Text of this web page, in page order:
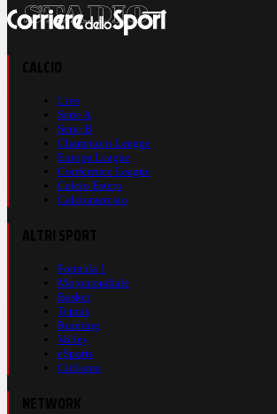
Live
Serie A
Serie B
Champions League
Europa League
Conference League
Calcio Estero
Calciomercato
Formula 1
Motomondiale
Basket
Tennis
Running
Volley
eSports
Ciclismo